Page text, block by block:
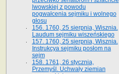
lwowskiej z po­wodu
pogwałcenia sejmiku i wolnego
głosu
156. 1760, 25 sierpnia, Wisznia.
Laudum sejmiku wiszeńskiego
157. 1760, 25 sierpnia, Wisznia.
Instrukcya sejmiku posłom na
sejm
158. 1761, 26 stycznia,
Przemyśl. Uchwały ziemian